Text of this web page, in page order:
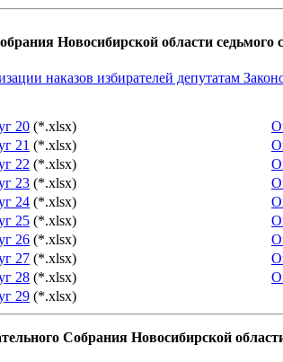
Новосибирской области седьмого
наказов избирателей депутатам
20 (*.xlsx)
21 (*.xlsx)
22 (*.xlsx)
23 (*.xlsx)
24 (*.xlsx)
25 (*.xlsx)
26 (*.xlsx)
27 (*.xlsx)
28 (*.xlsx)
29 (*.xlsx)
Собрания Новосибирской